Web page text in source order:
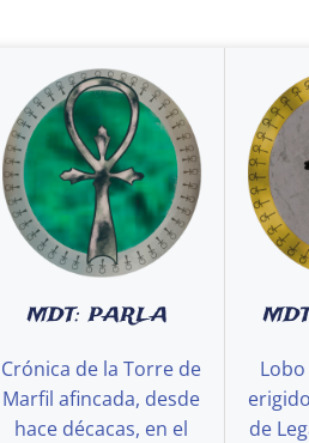
MDT: PARLA
Crónica de la Torre de
Marfil afincada, desde
hace décacas, en el
de